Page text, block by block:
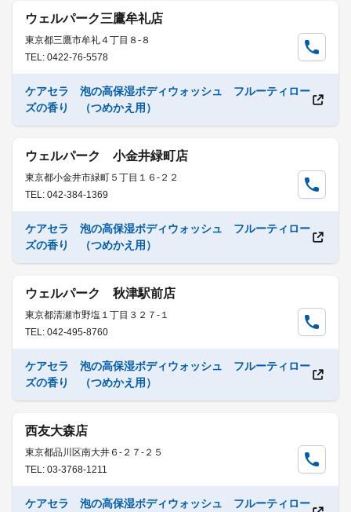
ウェルパーク三鷹牟礼店
東京都三鷹市牟礼４丁目８-８
TEL: 0422-76-5578
ケアセラ 泡の高保湿ボディウォッシュ フルーティロー
ズの香り （つめかえ用）
ウェルパーク 小金井緑町店
東京都小金井市緑町５丁目１６-２２
TEL: 042-384-1369
ケアセラ 泡の高保湿ボディウォッシュ フルーティロー
ズの香り （つめかえ用）
ウェルパーク 秋津駅前店
東京都清瀬市野塩１丁目３２７-１
TEL: 042-495-8760
ケアセラ 泡の高保湿ボディウォッシュ フルーティロー
ズの香り （つめかえ用）
西友大森店
東京都品川区南大井６-２７-２５
TEL: 03-3768-1211
ケアセラ 泡の高保湿ボディウォッシュ フルーティロー